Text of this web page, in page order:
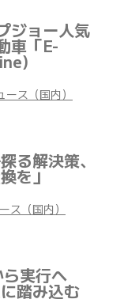
ジョー人気
車「E-
ース（国内）
る解決策、
を」
ス（国内）
ら実行へ
踏み込む